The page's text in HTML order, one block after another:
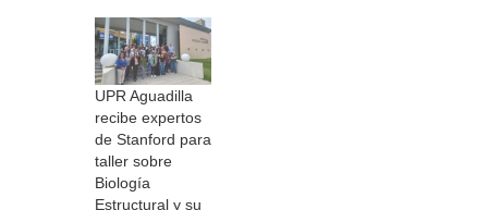
UPR Aguadilla
recibe expertos
de Stanford para
taller sobre
Biología
Estructural y su